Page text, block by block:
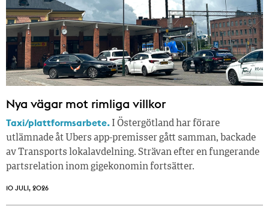
Nya vägar mot rimliga villkor
Taxi/plattformsarbete. I Östergötland har förare
utlämnade åt Ubers app-premisser gått samman, backade
av Transports lokalavdelning. Strävan efter en fungerande
partsrelation inom gigekonomin fortsätter.
10 JULI, 2026